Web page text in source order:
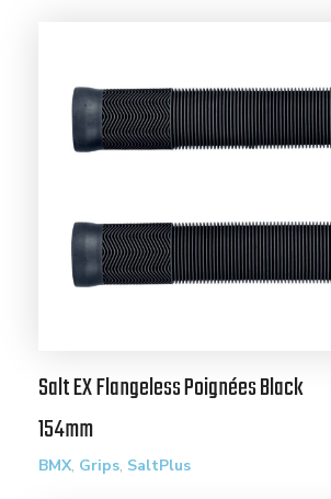
Salt EX Flangeless Poignées Black
154mm
BMX, Grips, SaltPlus